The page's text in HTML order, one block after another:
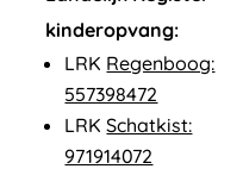
kinderopvang:
LRK Regenboog:
557398472
LRKSchatkist:
971914072